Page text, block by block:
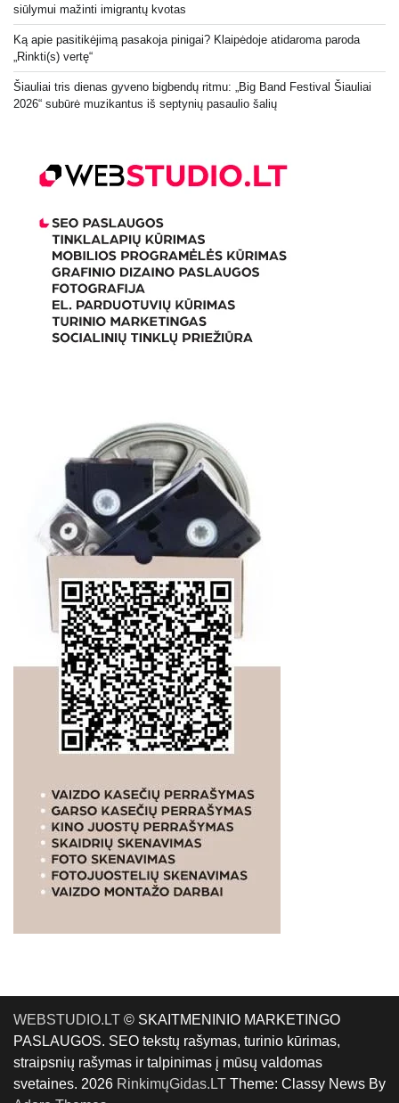
siūlymui mažinti imigrantų kvotas
Ką apie pasitikėjimą pasakoja pinigai? Klaipėdoje atidaroma paroda
„Rinkti(s) vertę“
Šiauliai tris dienas gyveno bigbendų ritmu: „Big Band Festival Šiauliai
2026“ subūrė muzikantus iš septynių pasaulio šalių
WEBSTUDIO.LT © SKAITMENINIO MARKETINGO
PASLAUGOS. SEO tekstų rašymas, turinio kūrimas,
straipsnių rašymas ir talpinimas į mūsų valdomas
svetaines. 2026 RinkimųGidas.LT Theme: Classy News By